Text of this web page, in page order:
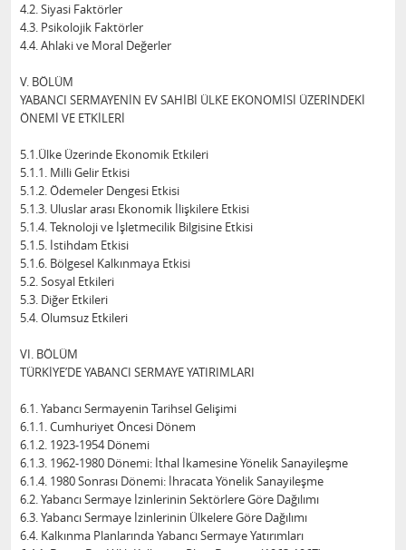
4.2. Siyasi Faktörler
4.3. Psikolojik Faktörler
4.4. Ahlaki ve Moral Değerler
V. BÖLÜM
YABANCI SERMAYENİN EV SAHİBİ ÜLKE EKONOMİSİ ÜZERİNDEKİ
ÖNEMİ VE ETKİLERİ
5.1.Ülke Üzerinde Ekonomik Etkileri
5.1.1. Milli Gelir Etkisi
5.1.2. Ödemeler Dengesi Etkisi
5.1.3. Uluslar arası Ekonomik İlişkilere Etkisi
5.1.4. Teknoloji ve İşletmecilik Bilgisine Etkisi
5.1.5. İstihdam Etkisi
5.1.6. Bölgesel Kalkınmaya Etkisi
5.2. Sosyal Etkileri
5.3. Diğer Etkileri
5.4. Olumsuz Etkileri
VI. BÖLÜM
TÜRKİYE’DE YABANCI SERMAYE YATIRIMLARI
6.1. Yabancı Sermayenin Tarihsel Gelişimi
6.1.1. Cumhuriyet Öncesi Dönem
6.1.2. 1923-1954 Dönemi
6.1.3. 1962-1980 Dönemi: İthal İkamesine Yönelik Sanayileşme
6.1.4. 1980 Sonrası Dönemi: İhracata Yönelik Sanayileşme
6.2. Yabancı Sermaye İzinlerinin Sektörlere Göre Dağılımı
6.3. Yabancı Sermaye İzinlerinin Ülkelere Göre Dağılımı
6.4. Kalkınma Planlarında Yabancı Sermaye Yatırımları